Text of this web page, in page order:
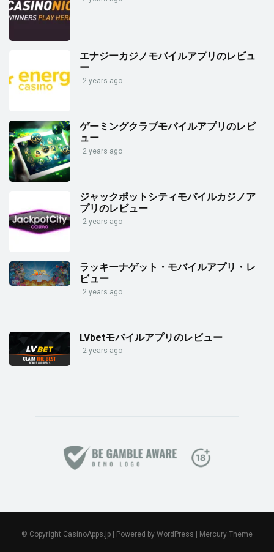
エナジーカジノモバイルアプリのレビュ
ー
2 years ago
ゲーミングクラブモバイルアプリのレビ
ュー
2 years ago
ジャックポットシティモバイルカジノア
プリのレビュー
2 years ago
ラッキーナゲット・モバイルアプリ・レ
ビュー
2 years ago
LVbetモバイルアプリのレビュー
2 years ago
© Copyright CasinoApps.jp | Powered by WordPress | Mercury Theme